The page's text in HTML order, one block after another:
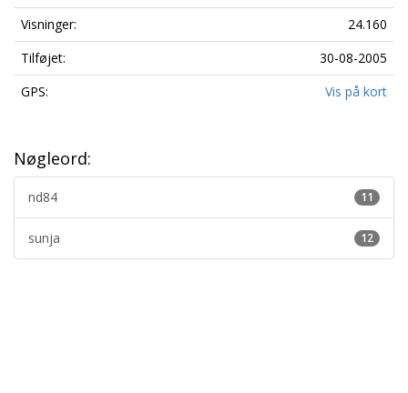
Visninger:
24.160
Tilføjet:
30-08-2005
GPS:
Vis på kort
Nøgleord:
11
nd84
12
sunja